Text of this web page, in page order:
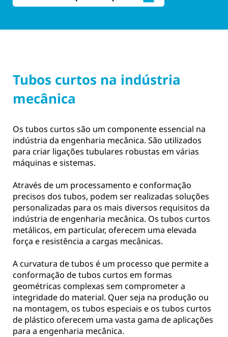
Tubos curtos na indústria
mecânica
Os tubos curtos são um componente essencial na
indústria da engenharia mecânica. São utilizados
para criar ligações tubulares robustas em várias
máquinas e sistemas.
Através de um processamento e conformação
precisos dos tubos, podem ser realizadas soluções
personalizadas para os mais diversos requisitos da
indústria de engenharia mecânica. Os tubos curtos
metálicos, em particular, oferecem uma elevada
força e resistência a cargas mecânicas.
A curvatura de tubos é um processo que permite a
conformação de tubos curtos em formas
geométricas complexas sem comprometer a
integridade do material. Quer seja na produção ou
na montagem, os tubos especiais e os tubos curtos
de plástico oferecem uma vasta gama de aplicações
para a engenharia mecânica.